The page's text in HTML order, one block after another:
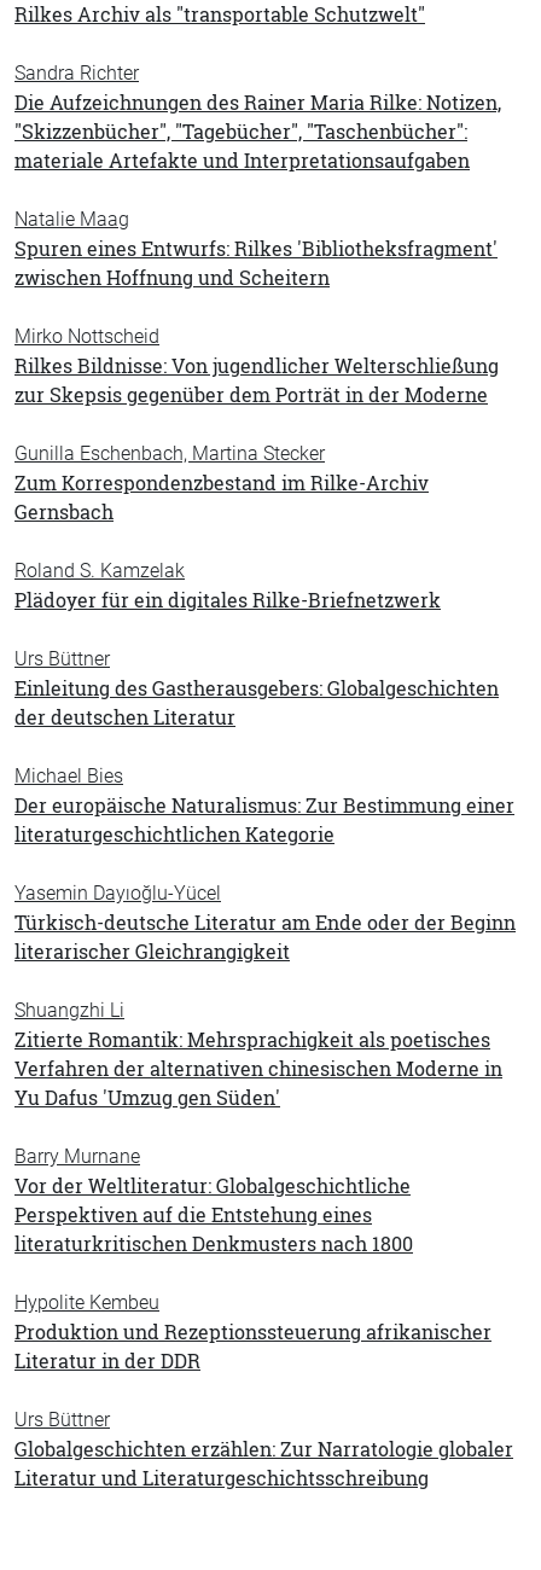
Rilkes Archiv als "transportable Schutzwelt"
Sandra Richter
Die Aufzeichnungen des Rainer Maria Rilke: Notizen,
"Skizzenbücher", "Tagebücher", "Taschenbücher":
materiale Artefakte und Interpretationsaufgaben
Natalie Maag
Spuren eines Entwurfs: Rilkes 'Bibliotheksfragment'
zwischen Hoffnung und Scheitern
Mirko Nottscheid
Rilkes Bildnisse: Von jugendlicher Welterschließung
zur Skepsis gegenüber dem Porträt in der Moderne
Gunilla Eschenbach, Martina Stecker
Zum Korrespondenzbestand im Rilke-Archiv
Gernsbach
Roland S. Kamzelak
Plädoyer für ein digitales Rilke-Briefnetzwerk
Urs Büttner
Einleitung des Gastherausgebers: Globalgeschichten
der deutschen Literatur
Michael Bies
Der europäische Naturalismus: Zur Bestimmung einer
literaturgeschichtlichen Kategorie
Yasemin Dayıoğlu-Yücel
Türkisch-deutsche Literatur am Ende oder der Beginn
literarischer Gleichrangigkeit
Shuangzhi Li
Zitierte Romantik: Mehrsprachigkeit als poetisches
Verfahren der alternativen chinesischen Moderne in
Yu Dafus 'Umzug gen Süden'
Barry Murnane
Vor der Weltliteratur: Globalgeschichtliche
Perspektiven auf die Entstehung eines
literaturkritischen Denkmusters nach 1800
Hypolite Kembeu
Produktion und Rezeptionssteuerung afrikanischer
Literatur in der DDR
Urs Büttner
Globalgeschichten erzählen: Zur Narratologie globaler
Literatur und Literaturgeschichtsschreibung